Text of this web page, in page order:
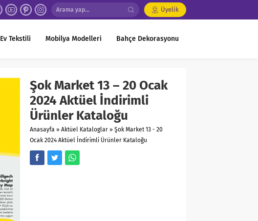
Üyelik
Ev Tekstili Mobilya Modelleri Bahçe Dekorasyonu
Şok Market 13 – 20 Ocak
2024 Aktüel İndirimli
Ürünler Kataloğu
Anasayfa » Aktüel Kataloglar » Şok Market 13 - 20
Ocak 2024 Aktüel İndirimli Ürünler Kataloğu